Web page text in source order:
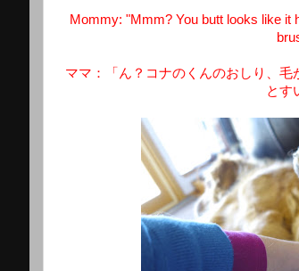
Mommy: "Mmm? You butt looks like it
ママ：「ん？コナのくんのおしり、
とす